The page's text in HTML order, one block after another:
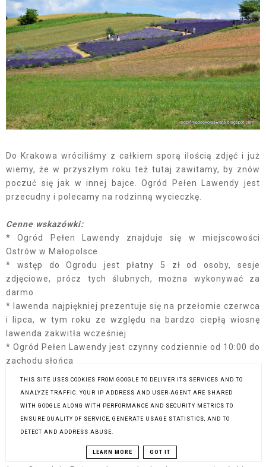
Do Krakowa wróciliśmy z całkiem sporą ilością zdjęć i już
wiemy, że w przyszłym roku też tutaj zawitamy, by znów
poczuć się jak w innej bajce. Ogród Pełen Lawendy jest
przecudny i polecamy na rodzinną wycieczkę.
Cenne wskazówki:
* Ogród Pełen Lawendy znajduje się w miejscowości
Ostrów w Małopolsce
* wstęp do Ogrodu jest płatny 5 zł od osoby, sesje
zdjęciowe, prócz tych ślubnych, można wykonywać za
darmo
* lawenda najpiękniej prezentuje się na przełomie czerwca
i lipca, w tym roku ze względu na bardzo ciepłą wiosnę
lawenda zakwitła wcześniej
* Ogród Pełen Lawendy jest czynny codziennie od 10:00 do
zachodu słońca
* przy wejściu do Ogrodu znajduje się mały sklepik, w
którym można zakupić lawendowe woreczki, wiązanki
lawendy czy też lawendowe wianki, które polecamy dla
dziewczynek i ich mam ;)
ławy i stoły, które można wykorzystać na rodzinny piknik
THIS SITE USES COOKIES FROM GOOGLE TO DELIVER ITS SERVICES AND TO
ANALYZE TRAFFIC. YOUR IP ADDRESS AND USER-AGENT ARE SHARED
WITH GOOGLE ALONG WITH PERFORMANCE AND SECURITY METRICS TO
ENSURE QUALITY OF SERVICE, GENERATE USAGE STATISTICS, AND TO
DETECT AND ADDRESS ABUSE.
LEARN MORE GOT IT